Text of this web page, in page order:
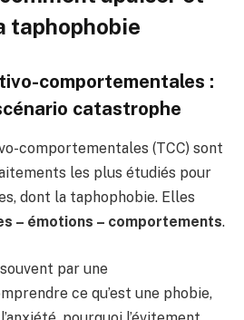
taphophobie
comportementales :
catastrophe
comportementales (TCC) sont
les plus étudiés pour
dont la taphophobie. Elles
– émotions – comportements.
par une
ce qu’est une phobie,